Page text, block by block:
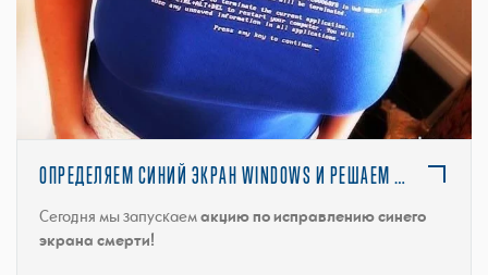
ОПРЕДЕЛЯЕМ СИНИЙ ЭКРАН WINDOWS И РЕШАЕМ ПРОБЛЕМУ!
Сегодня мы запускаемакцию по исправлению синего
экрана смерти!